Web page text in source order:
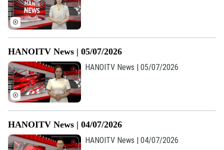
Bản quyền thuộc về Cơ quan Báo và Phát thanh Truyền hình Hà Nội Giấy
phép số: Số 63/GP-TTDT, cấp ngày 10/05/2023
CỦA CƠ QUAN BÁO VÀ PHÁT THANH TRUYỀN HÌNH HÀ NỘI
Số 3-5 Huỳnh Thúc Kháng-Phường Láng-Hà Nội
Giám đốc: VŨ MINH TUẤN
Phó Giám đốc: Nguyễn Kim Khiêm, Nguyễn Minh Đức, Nguyễn Thành Lợi
HANOITV News | 05/07/2026
HANOITV News | 05/07/2026
HANOITV News | 04/07/2026
HANOITV News | 04/07/2026